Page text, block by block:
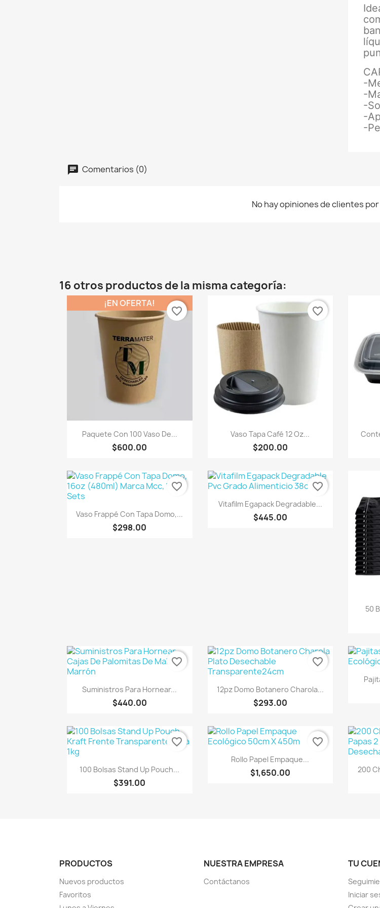
-
-
-
-
-
Comentarios (0)
No hay opiniones de clientes
16 otros productos de la misma categoría:
Vista rápida
Paquete Con 100 Vaso De...
$600.00
¡EN OFERTA!
favorite_border
Vista rápida
Vaso Tapa Café 12 Oz...
$200.00
favorite_border
Vista rápida
Vaso Frappé Con Tapa Domo,...
$298.00
favorite_border
Vista rápida
Vitafilm Egapack Degradable...
$445.00
favorite_border
50
Vista rápida
Suministros Para Hornear...
$440.00
favorite_border
Vista rápida
12pz Domo Botanero Charola...
$293.00
favorite_border
Vista rápida
100 Bolsas Stand Up Pouch...
$391.00
favorite_border
Vista rápida
Rollo Papel Empaque...
$1,650.00
favorite_border
200
PRODUCTOS
Nuevos productos
Favoritos
NUESTRA EMPRESA
Contáctanos
TU
Iniciar